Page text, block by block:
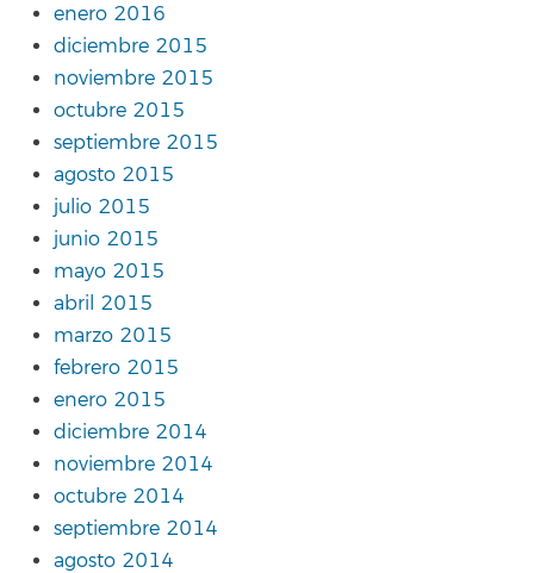
enero 2016
diciembre 2015
noviembre 2015
octubre 2015
septiembre 2015
agosto 2015
julio 2015
junio 2015
mayo 2015
abril 2015
marzo 2015
febrero 2015
enero 2015
diciembre 2014
noviembre 2014
octubre 2014
septiembre 2014
agosto 2014